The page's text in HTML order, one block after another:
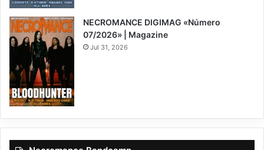
NECROMANCE DIGIMAG «Número
07/2026» | Magazine
Jul 31, 2026